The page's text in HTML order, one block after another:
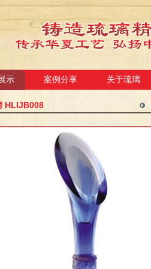
示 案例分享 关于琉璃
HLIJB008